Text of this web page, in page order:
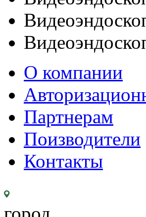
О компании
Партнерам
Поизводители
Контакты